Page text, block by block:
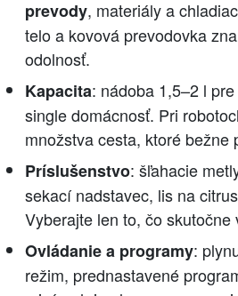
prevody, materiály a
telo a kovová prevodovka
odolnosť.
Kapacita: nádoba 1,5–2 l
single domácnosť. Pri
množstva cesta, ktoré bežne
Príslušenstvo: šľahacie
sekací nadstavec, lis na
Vyberajte len to, čo skutočne
Ovládanie a programy:
režim, prednastavené